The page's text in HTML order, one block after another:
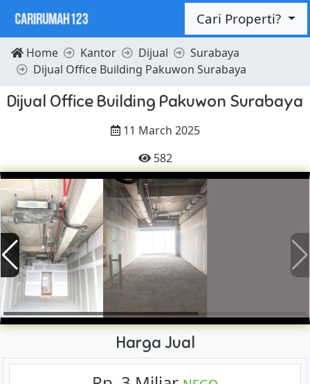
Cari Properti?
Home Kantor Dijual
Surabaya
Dijual Office Building Pakuwon Surabaya
Dijual Office Building Pakuwon Surabaya
11 March 2025
582
Harga Jual